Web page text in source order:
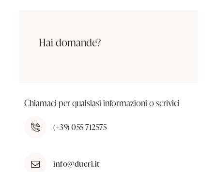
Hai domande?
Chiamaci per qualsiasi informazioni o scrivici
(+39) 055 712575
info@dueri.it